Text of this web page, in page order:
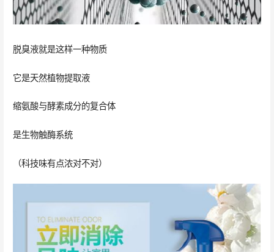
脱臭液就是这样一种物质
它是天然植物提取液
缩氨酸与酵素成分的复合体
是生物触酶系统
（科技味有点浓对不对）